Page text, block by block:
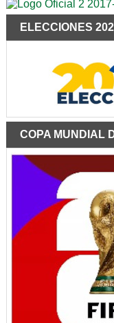
ELECCIONES
COPA MUNDIAL